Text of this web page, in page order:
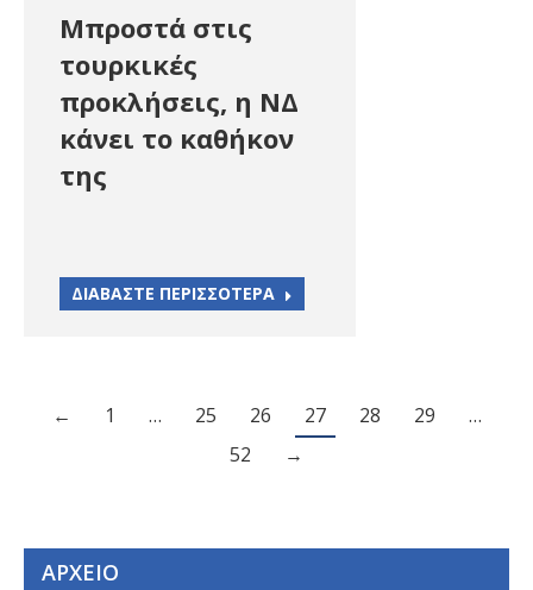
Μπροστά στις
τουρκικές
προκλήσεις, η ΝΔ
κάνει το καθήκον
της
ΔΙΑΒΑΣΤΕ ΠΕΡΙΣΣΟΤΕΡΑ
← 1 … 25 26 27 28 29
…
52
→
ΑΡΧΕΙΟ